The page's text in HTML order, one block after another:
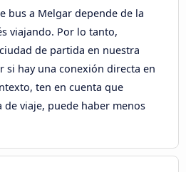
bus a Melgar depende de la
viajando. Por lo tanto,
de partida en nuestra
si hay una conexión directa en
ten en cuenta que
viaje, puede haber menos